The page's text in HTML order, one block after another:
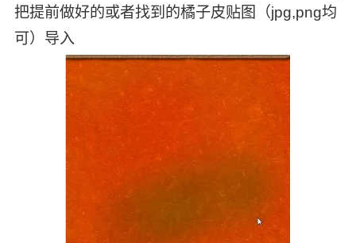
把提前做好的或者找到的橘子皮贴图（jpg,png均
可）导入